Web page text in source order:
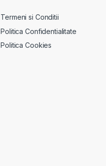
Termeni si Conditii
Politica Confidentialitate
Politica Cookies